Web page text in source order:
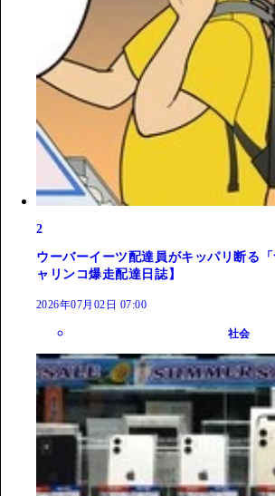
2
ウーバーイーツ配達員がキッパリ断る
ャリンコ爆走配達日誌】
2026年07月02日 07:00
社会